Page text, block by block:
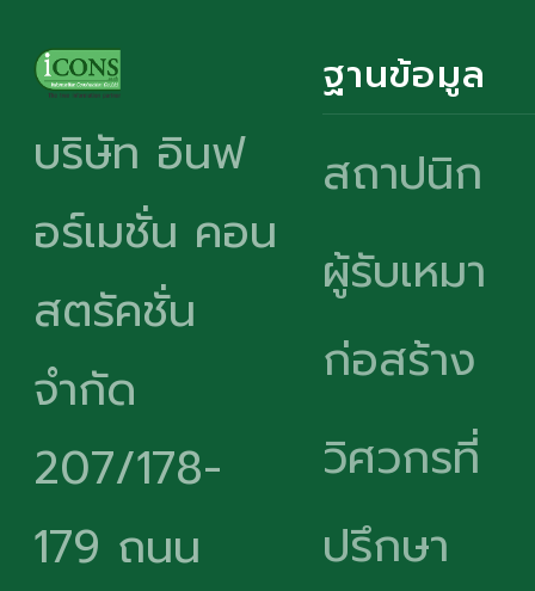
บริษัท อินฟ
อร์เมชั่น คอน
สตรัคชั่น
จำกัด
207/178-
179 ถนน
ฐานข้อมูล
สถาปนิก
ผู้รับเหมา
ก่อสร้าง
วิศวกรที่
ปรึกษา